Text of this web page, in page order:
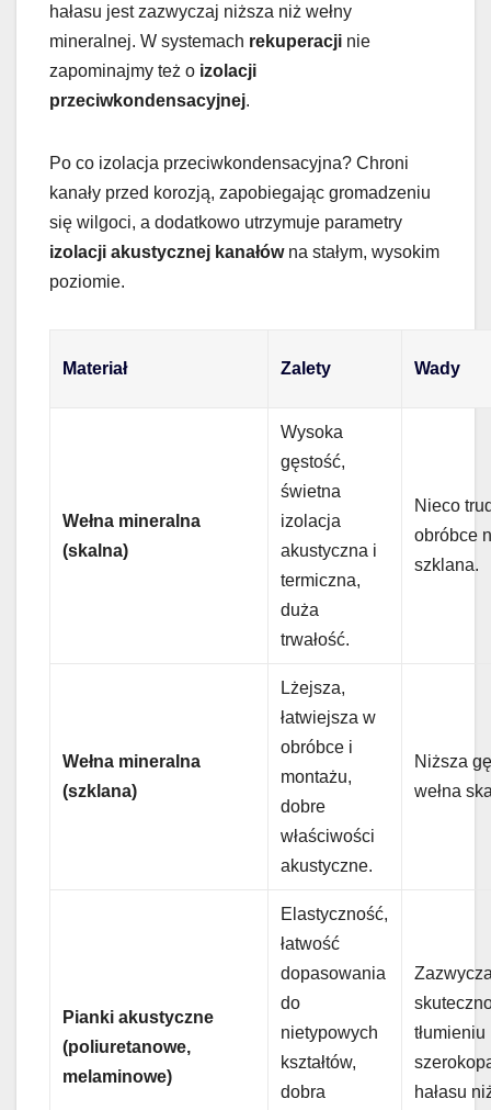
hałasu jest zazwyczaj niższa niż wełny
mineralnej. W systemach rekuperacji nie
zapominajmy też o izolacji
przeciwkondensacyjnej.
Po co izolacja przeciwkondensacyjna? Chroni
kanały przed korozją, zapobiegając gromadzeniu
się wilgoci, a dodatkowo utrzymuje parametry
izolacji akustycznej kanałówna stałym, wysokim
poziomie.
Materiał Zalety Wady
Wełna mineralna
(skalna)
Wysoka
gęstość,
świetna
izolacja
akustyczna i
termiczna,
duża
trwałość.
Nieco
obróbce
szklana.
Wełna mineralna
(szklana)
Lżejsza,
łatwiejsza w
obróbce i
montażu,
dobre
właściwości
akustyczne.
Niższa
wełna
Pianki akustyczne
(poliuretanowe,
melaminowe)
Elastyczność,
łatwość
dopasowania
do
nietypowych
kształtów,
dobra
tłumieniu
hałasu